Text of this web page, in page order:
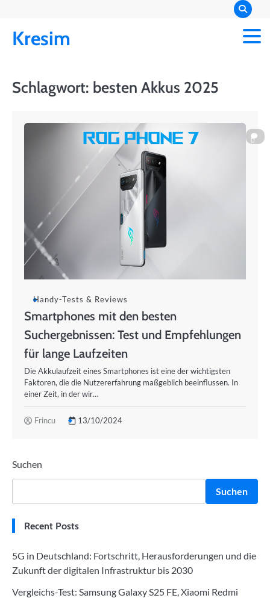
content
Kresim
Schlagwort: besten Akkus 2025
0
Handy-Tests & Reviews
Smartphones mit den besten
Suchergebnissen: Test und Empfehlungen
für lange Laufzeiten
Die Akkulaufzeit eines Smartphones ist eine der wichtigsten
Faktoren, die die Nutzererfahrung maßgeblich beeinflussen. In
einer Zeit, in der wir…
Frincu 13/10/2024
Suchen
Suchen
Recent Posts
5G in Deutschland: Fortschritt, Herausforderungen und die
Zukunft der digitalen Infrastruktur bis 2030
Vergleichs-Test: Samsung Galaxy S25 FE, Xiaomi Redmi